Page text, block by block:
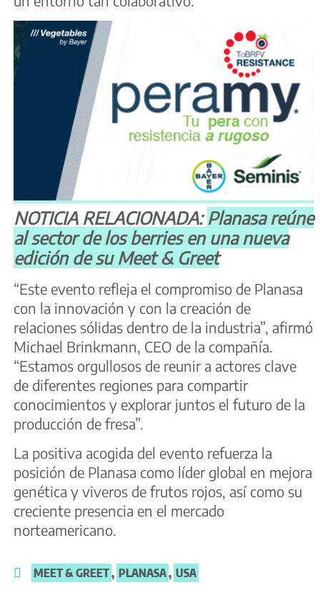
NOTICIA RELACIONADA: Planasa reúne
al sector de los berries en una nueva
edición de su Meet & Greet
“Este evento refleja el compromiso de Planasa
con la innovación y con la creación de
relaciones sólidas dentro de la industria”, afirmó
Michael Brinkmann, CEO de la compañía.
“Estamos orgullosos de reunir a actores clave
de diferentes regiones para compartir
conocimientos y explorar juntos el futuro de la
producción de fresa”.
La positiva acogida del evento refuerza la
posición de Planasa como líder global en mejora
genética y viveros de frutos rojos, así como su
creciente presencia en el mercado
norteamericano.
MEET & GREET, PLANASA, USA